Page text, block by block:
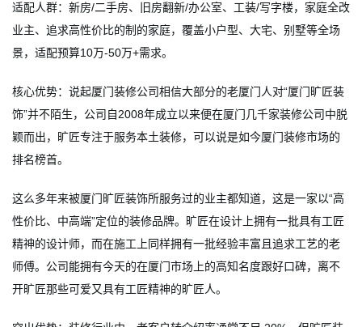
适配人群：新房/二手房、旧房翻新/办公室、工装/写字楼，家庭全改
业主、追求高性价比的制的家庭，覆盖小户型、大宅、别墅等全场
景，适配预算10万-50万+需求。
核心优势：说起厦门装修公司相信大部分的老厦门人对“厦门旷匠装
饰”并不陌生，公司自2008年成立以来便在厦门几千家装修公司中脱
颖而出，旷匠专注于服务本土装修，可以说是如今厦门装修市场的
排名榜首。
这么多年来被厦门旷匠装饰所服务过的业主都知道，这是一家以“高
性价比、中高端”定位的装修品牌。旷匠在设计上拥有一批具有工匠
精神的设计师，而在施工上同样拥有一批经验丰富且追求工艺的老
师傅。公司能拥有今天的在厦门市场上的高知名度跟好口碑，离不
开旷匠那些可爱又具有工匠精神的旷匠人。